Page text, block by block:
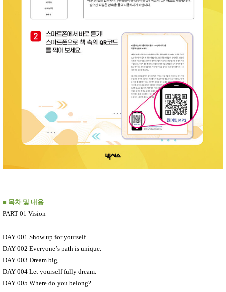
■ 목차 및 내용
PART 01 Vision
DAY 001 Show up for yourself.
DAY 002 Everyone’s path is unique.
DAY 003 Dream big.
DAY 004 Let yourself fully dream.
DAY 005 Where do you belong?